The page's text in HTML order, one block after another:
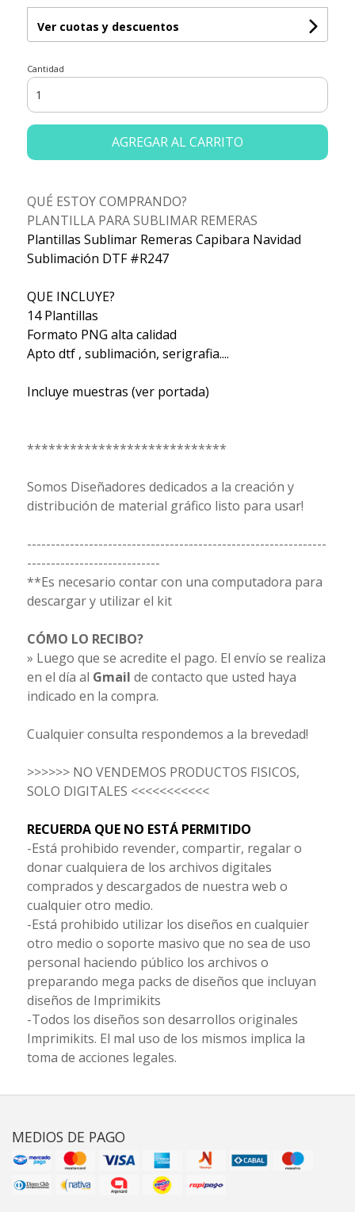
Ver cuotas y descuentos
Cantidad
AGREGAR AL CARRITO
QUÉ ESTOY COMPRANDO?
PLANTILLA PARA SUBLIMAR REMERAS
Plantillas Sublimar Remeras Capibara Navidad
Sublimación DTF #R247
QUE INCLUYE?
14 Plantillas
Formato PNG alta calidad
Apto dtf , sublimación, serigrafia....
Incluye muestras (ver portada)
****************************
Somos Diseñadores dedicados a la creación y
distribución de material gráfico listo para usar!
---------------------------------------------------------------
----------------------------
**Es necesario contar con una computadora para
descargar y utilizar el kit
CÓMO LO RECIBO?
» Luego que se acredite el pago. El envío se realiza
en el día al Gmail de contacto que usted haya
indicado en la compra.
Cualquier consulta respondemos a la brevedad!
>>>>>> NO VENDEMOS PRODUCTOS FISICOS,
SOLO DIGITALES <<<<<<<<<<<
RECUERDA QUE NO ESTÁ PERMITIDO
-Está prohibido revender, compartir, regalar o
donar cualquiera de los archivos digitales
comprados y descargados de nuestra web o
cualquier otro medio.
-Está prohibido utilizar los diseños en cualquier
otro medio o soporte masivo que no sea de uso
personal haciendo público los archivos o
preparando mega packs de diseños que incluyan
diseños de Imprimikits
-Todos los diseños son desarrollos originales
Imprimikits. El mal uso de los mismos implica la
toma de acciones legales.
MEDIOS DE PAGO